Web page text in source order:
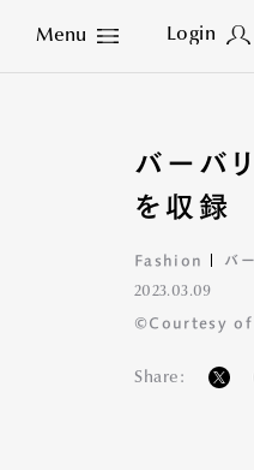
Menu Login
Close
バーバ
を収録
Fashion バ
2023.03.09
©Courtesy of
Share: